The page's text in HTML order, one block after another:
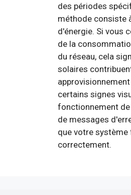
des périodes
méthode consiste
d'énergie. Si vous
de la
du réseau, cela
solaires
certains signes
fonctionnement
de messages
que votre
correctement.